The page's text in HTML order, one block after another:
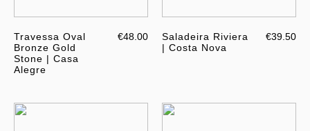
Travessa Oval
Bronze Gold
Stone | Casa
Alegre
€48.00
Saladeira Riviera
| Costa Nova
€39.50